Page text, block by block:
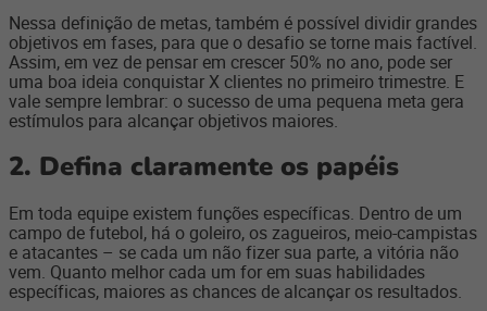
Nessa definição de metas, também é possível dividir grandes
objetivos em fases, para que o desafio se torne mais factível.
Assim, em vez de pensar em crescer 50% no ano, pode ser
uma boa ideia conquistar X clientes no primeiro trimestre. E
vale sempre lembrar: o sucesso de uma pequena meta gera
estímulos para alcançar objetivos maiores.
2. Defina claramente os papéis
Em toda equipe existem funções específicas. Dentro de um
campo de futebol, há o goleiro, os zagueiros, meio-campistas
e atacantes – se cada um não fizer sua parte, a vitória não
vem. Quanto melhor cada um for em suas habilidades
específicas, maiores as chances de alcançar os resultados.